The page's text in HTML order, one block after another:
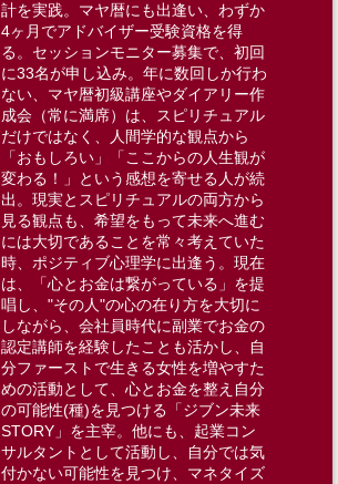
計を実践。マヤ暦にも出逢い、わずか
4ヶ月でアドバイザー受験資格を得
る。セッションモニター募集で、初回
に33名が申し込み。年に数回しか行わ
ない、マヤ暦初級講座やダイアリー作
成会（常に満席）は、スピリチュアル
だけではなく、人間学的な観点から
「おもしろい」「ここからの人生観が
変わる！」という感想を寄せる人が続
出。現実とスピリチュアルの両方から
見る観点も、希望をもって未来へ進む
には大切であることを常々考えていた
時、ポジティブ心理学に出逢う。​​現在
は、「心とお金は繋がっている」を提
唱し、"その人"の心の在り方を大切に
しながら、会社員時代に副業でお金の
認定講師を経験したことも活かし、自
分ファーストで生きる女性を増やすた
めの活動として、心とお金を整え自分
の可能性(種)を見つける「ジブン未来
STORY」を主宰。他にも、起業コン
サルタントとして活動し、自分では気
付かない可能性を見つけ、マネタイズ